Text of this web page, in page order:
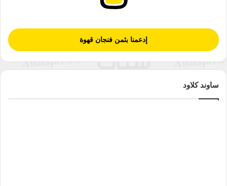
إدعمنا بثمن فنجان قهوة
ساوند كلاود